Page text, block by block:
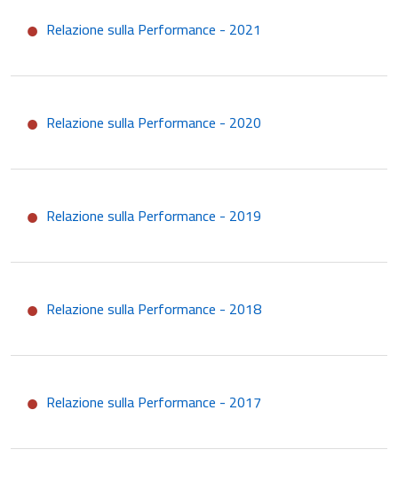
Relazione sulla Performance - 2021
Relazione sulla Performance - 2020
Relazione sulla Performance - 2019
Relazione sulla Performance - 2018
Relazione sulla Performance - 2017